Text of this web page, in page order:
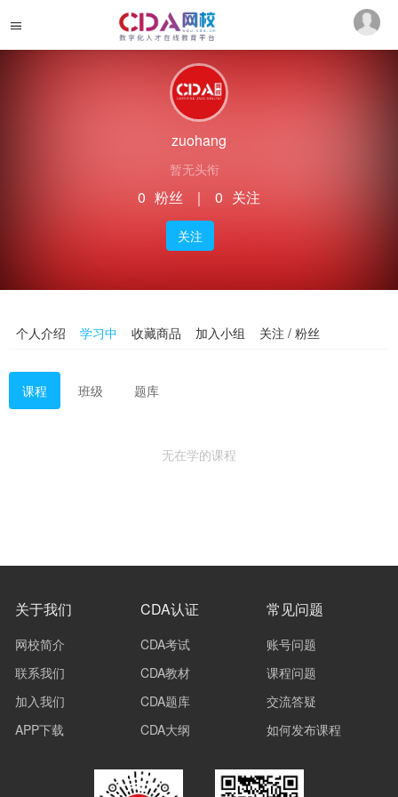
zuohang
暂无头衔
0 粉丝 ｜ 0 关注
关注
个人介绍 学习中 收藏商品 加入小组 关注 / 粉丝
课程 班级 题库
无在学的课程
关于我们
网校简介
联系我们
加入我们
APP下载
CDA认证
CDA考试
CDA教材
CDA题库
CDA大纲
常见问题
账号问题
课程问题
交流答疑
如何发布课程